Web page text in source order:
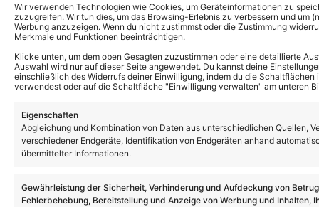
Wir verwenden Technologien wie Cookies, um Geräteinformationen zu
zuzugreifen. Wir tun dies, um das Browsing-Erlebnis zu verbessern und um
Werbung anzuzeigen. Wenn du nicht zustimmst oder die Zustimmung
Merkmale und Funktionen beeinträchtigen.
Klicke unten, um dem oben Gesagten zuzustimmen oder eine detaillierte
Auswahl wird nur auf dieser Seite angewendet. Du kannst deine
einschließlich des Widerrufs deiner Einwilligung, indem du die
verwendest oder auf die Schaltfläche "Einwilligung verwalten" am unteren
Eigenschaften
Abgleichung und Kombination von Daten aus unterschiedlichen Quellen,
verschiedener Endgeräte, Identifikation von Endgeräten anhand
übermittelter Informationen.
Gewährleistung der Sicherheit, Verhinderung und Aufdeckung von
Fehlerbehebung, Bereitstellung und Anzeige von Werbung und Inhalten,
Dschungelcamp 2026: Beim Nachspiel
Kandidaten degradiert!